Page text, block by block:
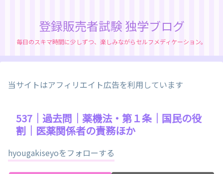
登録販売者試験 独学ブログ
毎日のスキマ時間に少しずつ、楽しみながらセルフメディケーション。
当サイトはアフィリエイト広告を利用しています
537｜過去問｜薬機法・第１条｜国民の役
割｜医薬関係者の責務ほか
hyougakiseyoをフォローする